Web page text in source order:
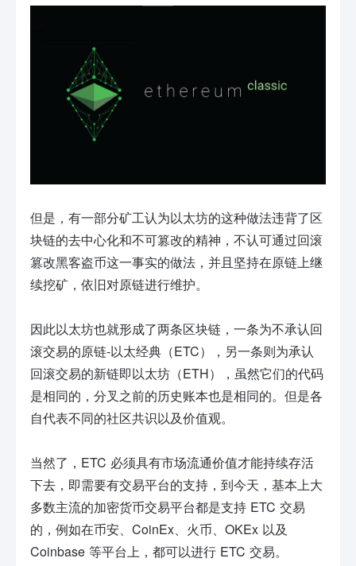
但是，有一部分矿工认为以太坊的这种做法违背了区
块链的去中心化和不可篡改的精神，不认可通过回滚
篡改黑客盗币这一事实的做法，并且坚持在原链上继
续挖矿，依旧对原链进行维护。
因此以太坊也就形成了两条区块链，一条为不承认回
滚交易的原链-以太经典（ETC），另一条则为承认
回滚交易的新链即以太坊（ETH），虽然它们的代码
是相同的，分叉之前的历史账本也是相同的。但是各
自代表不同的社区共识以及价值观。
当然了，ETC 必须具有市场流通价值才能持续存活
下去，即需要有交易平台的支持，到今天，基本上大
多数主流的加密货币交易平台都是支持 ETC 交易
的，例如在币安、CoinEx、火币、OKEx 以及
Coinbase 等平台上，都可以进行 ETC 交易。